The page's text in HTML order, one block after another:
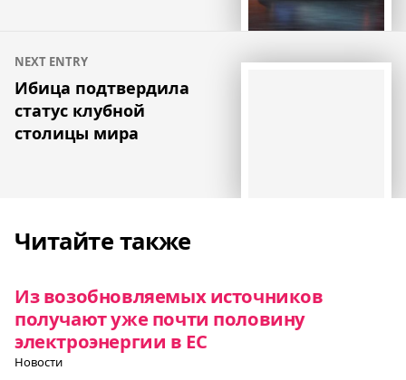
NEXT ENTRY
Ибица подтвердила
статус клубной
столицы мира
Читайте также
Из возобновляемых источников
получают уже почти половину
электроэнергии в ЕС
Новости